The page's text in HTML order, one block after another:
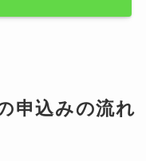
申込みの流れ